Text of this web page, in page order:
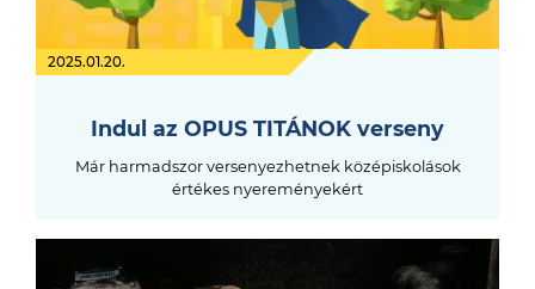
2025.01.20.
Indul az OPUS TITÁNOK verseny
Már harmadszor versenyezhetnek középiskolások
értékes nyereményekért